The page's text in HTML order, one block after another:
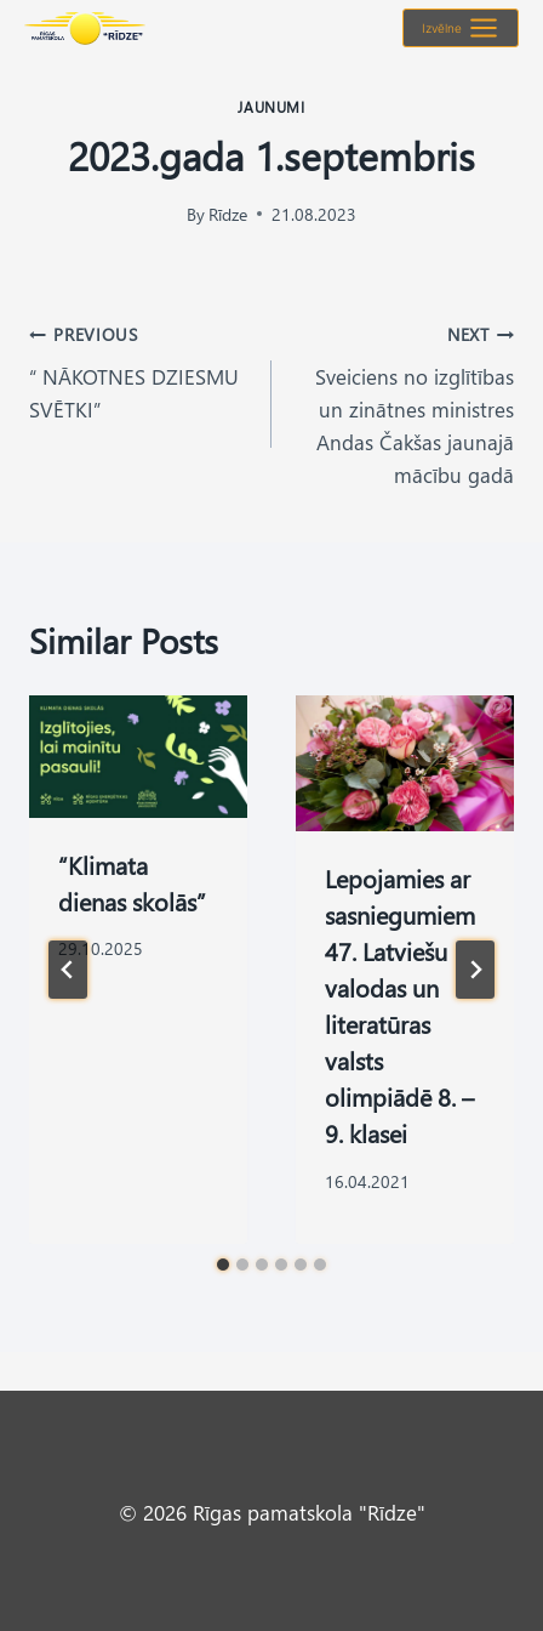
Izvēlne
JAUNUMI
2023.gada 1.septembris
By Rīdze 21.08.2023
Post
navigation
PREVIOUS
“ NĀKOTNES DZIESMU
SVĒTKI”
NEXT
Sveiciens no izglītības
un zinātnes ministres
Andas Čakšas jaunajā
mācību gadā
Similar Posts
“Klimata
dienas skolās”
29.10.2025
Lepojamies ar
sasniegumiem
47. Latviešu
valodas un
literatūras
valsts
olimpiādē 8. –
9. klasei
16.04.2021
© 2026 Rīgas pamatskola "Rīdze"